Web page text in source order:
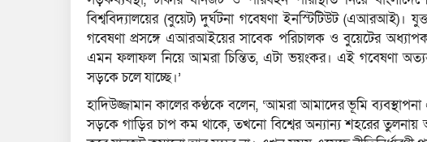
বিশ্ববিদ্যালয়ের (বুয়েট) দুর্ঘটনা গবেষণা ইনস্টিটিউট (এআরআই)।
গবেষণা প্রসঙ্গে এআরআইয়ের সাবেক পরিচালক ও বুয়েটের
এমন ফলাফল নিয়ে আমরা চিন্তিত, এটা ভয়ংকর। এই গবেষণা
সড়কে চলে যাচ্ছে।’
হাদিউজ্জামান কালের কণ্ঠকে বলেন, ‘আমরা আমাদের ভূমি
সড়কে গাড়ির চাপ কম থাকে, তখনো বিশ্বের অন্যান্য শহরের তুলনায়